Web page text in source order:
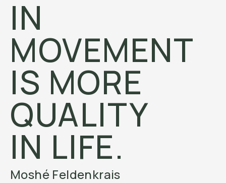
IN
MOVEMENT
IS MORE
QUALITY
IN LIFE.
Moshé Feldenkrais